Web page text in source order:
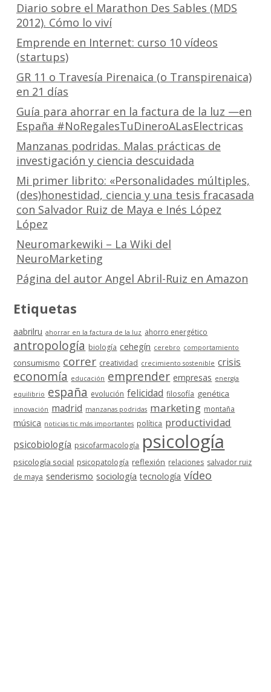
Diario sobre el Marathon Des Sables (MDS
2012). Cómo lo viví
Emprende en Internet: curso 10 vídeos
(startups)
GR 11 o Travesía Pirenaica (o Transpirenaica)
en 21 días
Guía para ahorrar en la factura de la luz —en
España #NoRegalesTuDineroALasElectricas
Manzanas podridas. Malas prácticas de
investigación y ciencia descuidada
Mi primer librito: «Personalidades múltiples,
(des)honestidad, ciencia y una tesis fracasada
con Salvador Ruiz de Maya e Inés López
López
Neuromarkewiki – La Wiki del
NeuroMarketing
Página del autor Angel Abril-Ruiz en Amazon
Etiquetas
aabrilru ahorrar en la factura de la luz ahorro energético
antropología biología cehegín cerebro comportamiento
consumismo correr creatividad crecimiento sostenible crisis
economía educación emprender empresas energía
equilibrio españa evolución felicidad filosofía genética
innovación madrid manzanas podridas marketing montaña
música noticias tic más importantes política productividad
psicobiología psicofarmacología psicología
psicología social psicopatología reflexión relaciones salvador ruiz
de maya senderismo sociología tecnología vídeo